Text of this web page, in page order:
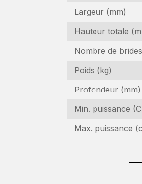
Largeur (mm)
Hauteur totale
Nombre de brides
Poids (kg)
Profondeur (mm)
Min. puissance
Max. puissance